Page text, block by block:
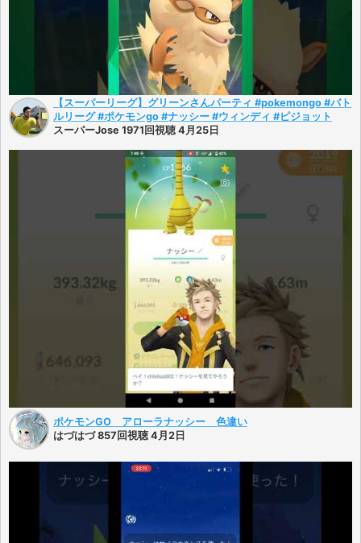
【スーパーリーグ】グリーンさんパーティ #pokemongo #バト
ルリーグ #ポケモンgo #ナッシー #ウィンディ #ピジョット
スーパーJose 1971回視聴 4月25日
ポケモンGO アローラナッシー 色違い
はづはづ 857回視聴 4月2日